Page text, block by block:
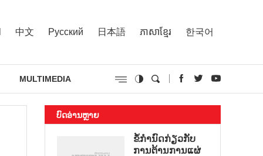
中文 Русский 日本語 ភាសាខ្មែរ 한국어
MULTIMEDIA
ບົດອ່ານຫຼາຍ
ຂໍ້ກຳນົດກ່ຽວກັບ
ການຕ້ານການແຜ່